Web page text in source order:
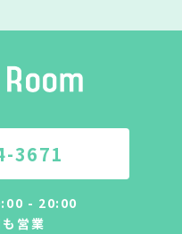
3671
- 20:00
営業